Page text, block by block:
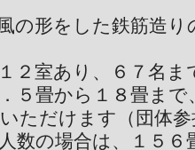
の形をした鉄筋造り
２室あり、６７名ま
５畳から１８畳ま
ただけます（団体
数の場合は、１５６